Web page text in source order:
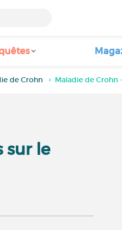
de Crohn Maladie de Crohn
sur le